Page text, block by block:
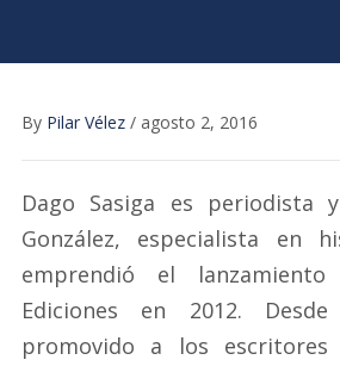
By Pilar Vélez/ agosto 2, 2016
Dago Sasiga es periodista
González, especialista en
emprendió el
Ediciones en 2012.
promovido a los